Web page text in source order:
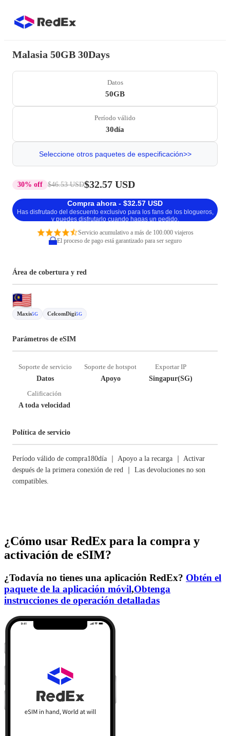
Malasia 50GB 30Days
Datos
50GB
Período válido
30día
Seleccione otros paquetes de especificación>>
30% off $46.53 USD$32.57 USD
Compra ahora - $32.57 USD
Has disfrutado del descuento exclusivo para los fans de los blogueros,
y puedes disfrutarlo cuando hagas un pedido.
Servicio acumulativo a más de 100.000 viajeros
El proceso de pago está garantizado para ser seguro
Área de cobertura y red
Maxis5G CelcomDigi5G
Parámetros de eSIM
Soporte de servicio
Datos
Soporte de hotspot
Apoyo
Exportar IP
Singapur(SG)
Calificación
A toda velocidad
Política de servicio
Período válido de compra180día ｜ Apoyo a la recarga ｜ Activar
después de la primera conexión de red ｜ Las devoluciones no son
compatibles.
¿Cómo usar RedEx para la compra y
activación de eSIM?
¿Todavía no tienes una aplicación RedEx? Obtén el
paquete de la aplicación móvil,Obtenga
instrucciones de operación detalladas